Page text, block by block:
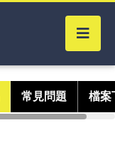
常見問題 檔案